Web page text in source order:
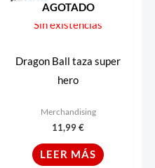
AGOTADO
Sin existencias
Dragon Ball taza super
hero
Merchandising
11,99€
LEER MÁS